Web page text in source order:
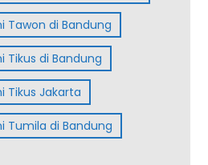
Tawon di Bandung
Tikus di Bandung
Tikus Jakarta
Tumila di Bandung